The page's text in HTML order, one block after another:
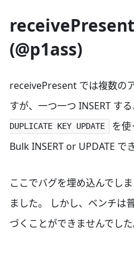
(@p1ass)
receivePresent では複数の
すが、一つ一つ INSERT す
DUPLICATE KEY UPDATE
を使
Bulk INSERT or UPDATE で
ここでバグを埋め込んでし
ました。 しかし、ベンチは
づくことができませんでした